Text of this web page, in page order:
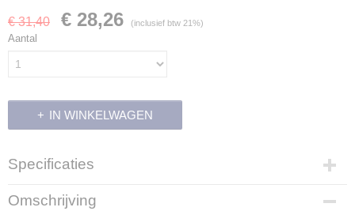
€ 31,40 € 28,26 (inclusief btw 21%)
Aantal
IN WINKELWAGEN
Specificaties
Productcode
Omschrijving